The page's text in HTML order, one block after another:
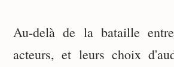
Au-delà de la bataille
acteurs, et leurs choix